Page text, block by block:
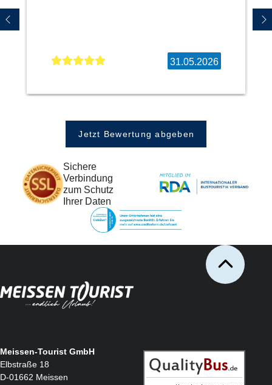
31.05.2026
Jetzt Bewertung abgeben
Sichere
Verbindung
zum Schutz
Ihrer Daten
Meissen-Tourist GmbH
Elbstraße 18
D-01662 Meissen